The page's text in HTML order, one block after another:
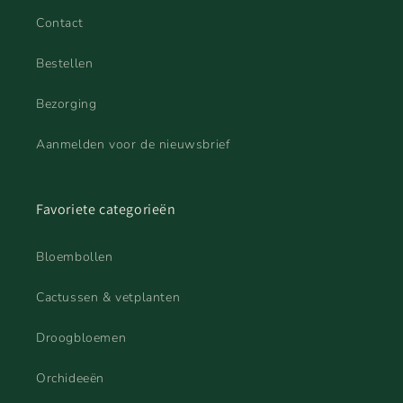
Contact
Bestellen
Bezorging
Aanmelden voor de nieuwsbrief
Favoriete categorieën
Bloembollen
Cactussen & vetplanten
Droogbloemen
Orchideeën